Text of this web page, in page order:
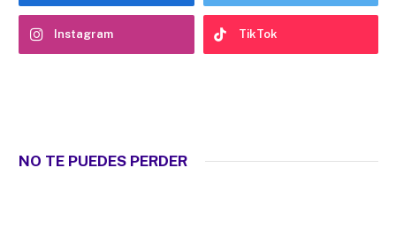
Instagram TikTok
NO TE PUEDES PERDER